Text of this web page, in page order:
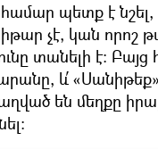
պետք է
չէ, կան որոշ
տանելի է։
և՛ «Սանիթեք»
են մեղքը